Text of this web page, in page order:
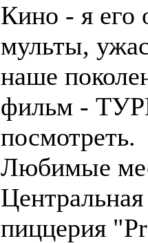
Кино - я
мульты,
наше
фильм -
посмотреть.
Любимые
пиццерия